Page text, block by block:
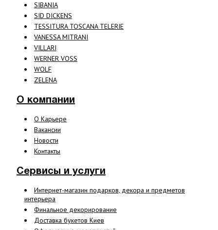
SIBANIA
SID DICKENS
TESSITURA TOSCANA TELERIE
VANESSA MITRANI
VILLARI
WERNER VOSS
WOLF
ZELENA
О компании
О Карьере
Вакансии
Новости
Контакты
Сервисы и услуги
Интернет-магазин подарков, декора и предметов
интерьера
Финальное декорирование
Доставка букетов Киев